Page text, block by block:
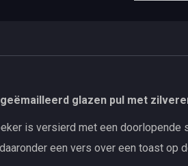
geëmailleerd glazen pul met
is versierd met een doorlopende
een vers over een toast op